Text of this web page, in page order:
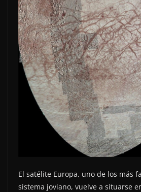
El satélite Europa, uno de los más
sistema joviano, vuelve a situarse